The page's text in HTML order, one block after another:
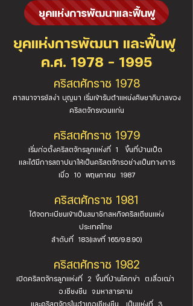
ยุคแห่งการพัฒนาและฟื้นฟู
ยุคแห่งการพัฒนา และฟื้นฟู
ค.ศ. 1978 – 1995
คริสตศักราช 1978
ศาสนาจารย์สง่า บุญมา เริ่มเข้ารับตำแหน่งศิษยาภิบาลของ
คริสตจักรขอนแก่น
คริสตศักราช 1979
เริ่มก่อตั้งคริสตจักรลูกแห่งที่ 1 ขึ้นที่บ้านเป็ด
และได้มีการสถาปนาให้เป็นคริสตจักรอย่างเป็นทางการ
เมื่อ 10 พฤษภาคม 1987
คริสตศักราช 1981
ได้จดทะเบียนเข้าเป็นสมาชิกสหกิจคริสเตียนแห่ง
ประเทศไทย
ลำดับที่ 183(เลขที่ 165/9.8.90)
คริสตศักราช 1982
เปิดคริสตจักรลูกแห่งที่ 2 ขึ้นที่บ้านโคกข่า ต.เสื่อเฒ่า
อ.เชียงยืน จ.มหาสารคาม
และคริสตจักรในอำเภอเชียงยืน เป็นแห่งที่ 3